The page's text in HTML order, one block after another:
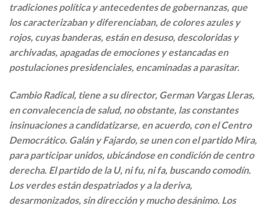
tradiciones política y antecedentes de gobernanzas, que
los caracterizaban y diferenciaban, de colores azules y
rojos, cuyas banderas, están en desuso, descoloridas y
archivadas, apagadas de emociones y estancadas en
postulaciones presidenciales, encaminadas a parasitar.
Cambio Radical, tiene a su director, German Vargas Lleras,
en convalecencia de salud, no obstante, las constantes
insinuaciones a candidatizarse, en acuerdo, con el Centro
Democrático. Galán y Fajardo, se unen con el partido Mira,
para participar unidos, ubicándose en condición de centro
derecha. El partido de la U, ni fu, ni fa, buscando comodín.
Los verdes están despatriados y a la deriva,
desarmonizados, sin dirección y mucho desánimo. Los